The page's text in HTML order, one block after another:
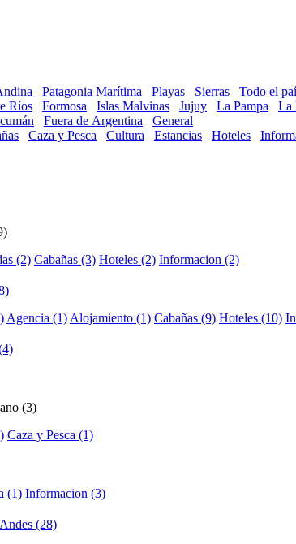
Patagonia Marítima Playas Sierras
Todo el
Ríos Formosa Islas Malvinas Jujuy La Pampa La
Fuera de Argentina
General
Caza y Pesca Cultura Estancias Hoteles
(2) Cabañas (3) Hoteles (2) Informacion (2)
Agencia (1) Alojamiento (1) Cabañas (9) Hoteles (10)
(3)
Caza y Pesca (1)
(1) Informacion (3)
(28)